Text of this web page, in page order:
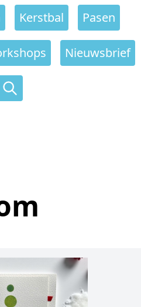
Kerstbal Pasen
Nieuwsbrief